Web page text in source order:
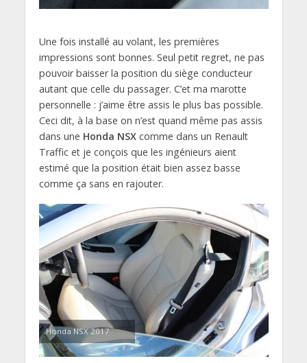
Une fois installé au volant, les premières
impressions sont bonnes. Seul petit regret, ne pas
pouvoir baisser la position du siège conducteur
autant que celle du passager. C’et ma marotte
personnelle : j’aime être assis le plus bas possible.
Ceci dit, à la base on n’est quand même pas assis
dans une Honda NSXcomme dans un Renault
Traffic et je conçois que les ingénieurs aient
estimé que la position était bien assez basse
comme ça sans en rajouter.
Honda NSX 2017